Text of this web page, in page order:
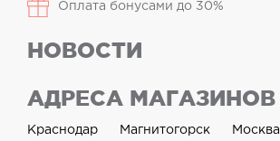
Оплата бонусами до 30%
НОВОСТИ
АДРЕСА МАГАЗИНОВ
Краснодар Магнитогорск Москва